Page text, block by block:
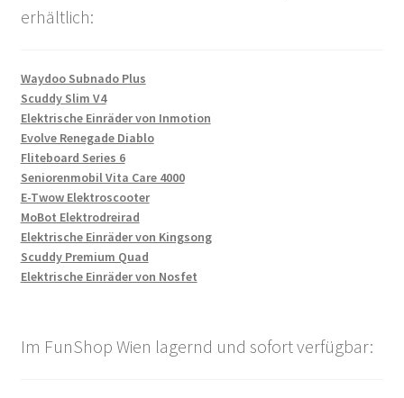
erhältlich:
Waydoo Subnado Plus
Scuddy Slim V4
Elektrische Einräder von Inmotion
Evolve Renegade Diablo
Fliteboard Series 6
Seniorenmobil Vita Care 4000
E-Twow Elektroscooter
MoBot Elektrodreirad
Elektrische Einräder von Kingsong
Scuddy Premium Quad
Elektrische Einräder von Nosfet
Im FunShop Wien lagernd und sofort verfügbar: